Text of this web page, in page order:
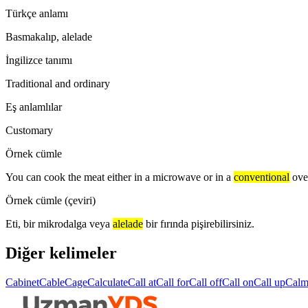
Türkçe anlamı
Basmakalıp, alelade
İngilizce tanımı
Traditional and ordinary
Eş anlamlılar
Customary
Örnek cümle
You can cook the meat either in a microwave or in a conventional
Örnek cümle (çeviri)
Eti, bir mikrodalga veya alelade bir fırında pişirebilirsiniz.
Diğer kelimeler
CabinetCableCageCalculateCall atCall forCall offCall onCall upCalm